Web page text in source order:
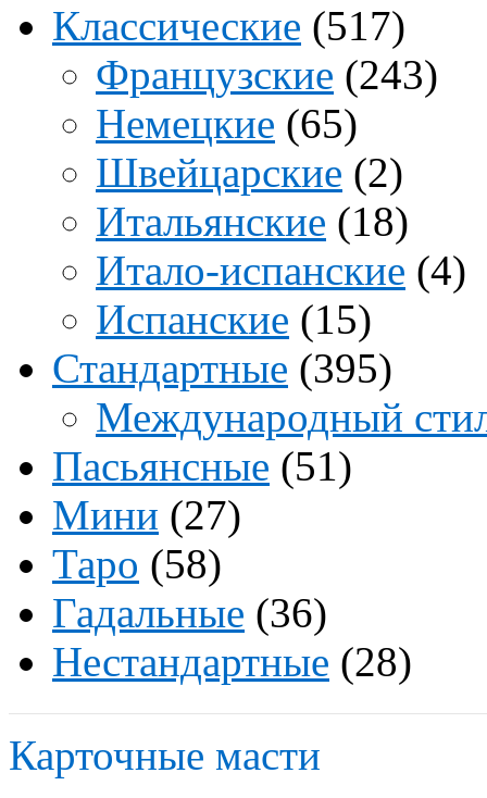
Классические (517)
Французские (243)
Немецкие (65)
Швейцарские (2)
Итальянские (18)
Итало-испанские (4)
Испанские (15)
Стандартные (395)
Международный
Пасьянсные (51)
Мини (27)
Таро (58)
Гадальные (36)
Нестандартные (28)
Карточные масти